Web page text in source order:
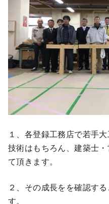
１、各登録工務店で若手
技術はもちろん、建築士
て頂きます。
２、その成長をを確認す
す。